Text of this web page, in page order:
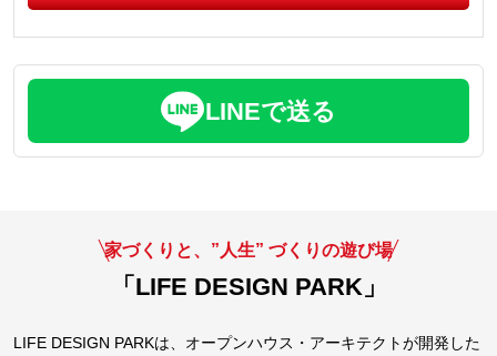
LINEで送る
家づくりと、”人生” づくりの遊び場
「LIFE DESIGN PARK」
LIFE DESIGN PARKは、オープンハウス・アーキテクトが開発した